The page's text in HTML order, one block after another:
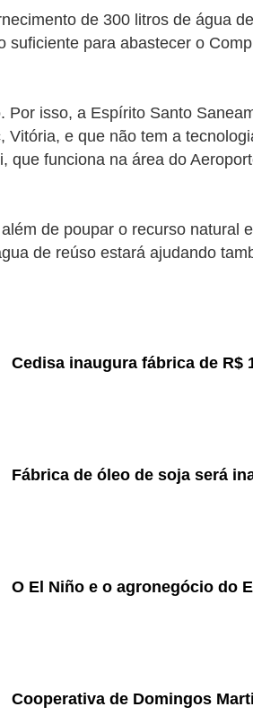
de 300 litros de água
para abastecer o
isso, a Espírito Santo
e que não tem a
funciona na área do
de poupar o recurso natural
de reúso estará ajudando
Cedisa inaugura fábrica de R$
Fábrica de óleo de soja será
O El Niño e o agronegócio do
Cooperativa de Domingos